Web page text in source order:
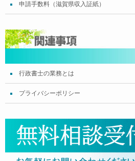
申請手数料（滋賀県収入証紙）
行政書士の業務とは
プライバシーポリシー